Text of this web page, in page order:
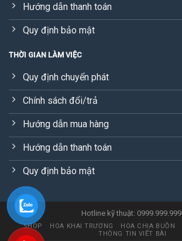
Hướng dẫn thanh toán
Quy định bảo mật
THỜI GIAN LÀM VIỆC
Quy định chuyển phát
Chính sách đổi/trả
Hướng dẫn mua hàng
Hướng dẫn thanh toán
Quy định bảo mật
Hotline kỹ thuật: 0999.999.999
SHOP HOA KHAI TRƯƠNG HOA CHIA BUỒN
THÔNG TIN VIẾT BÀI